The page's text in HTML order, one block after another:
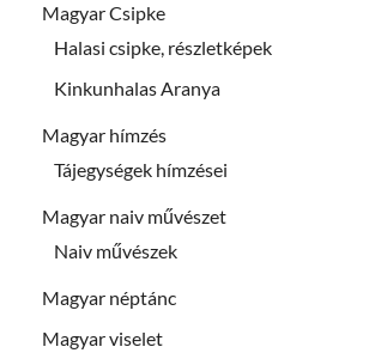
Magyar Csipke
Halasi csipke, részletképek
Kinkunhalas Aranya
Magyar hímzés
Tájegységek hímzései
Magyar naiv művészet
Naiv művészek
Magyar néptánc
Magyar viselet